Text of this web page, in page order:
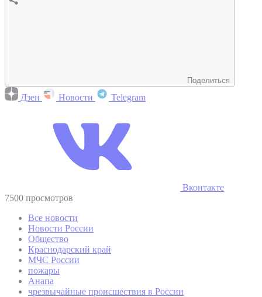
Поделиться
Дзен Новости Telegram
Вконтакте
7500 просмотров
Все новости
Новости России
Общество
Краснодарский край
МЧС России
пожары
Анапа
чрезвычайные происшествия в России